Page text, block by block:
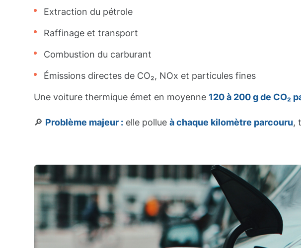
Extraction du pétrole
Raffinage et transport
Combustion du carburant
Émissions directes de CO₂, NOx et particules fines
Une voiture thermique émet en moyenne 120 à 200 g de CO₂
🔎 Problème majeur : elle pollue à chaque kilomètre parcouru,